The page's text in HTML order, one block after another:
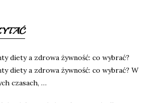
diety a zdrowa żywność: co wybrać?
diety a zdrowa żywność: co wybrać? W
czasach, …